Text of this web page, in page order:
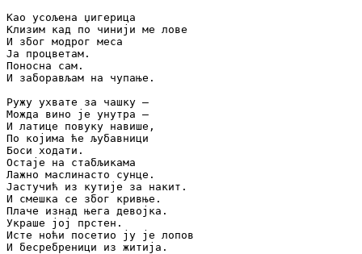
Као усољена џигерица
Клизим кад по чинији ме лове
И због модрог меса
Ја процветам.
Поносна сам.
И заборављам на чупање.
Ружу ухвате за чашку –
Можда вино је унутра –
И латице повуку навише,
По којима ће љубавници
Боси ходати.
Остаје на стабљикама
Лажно маслинасто сунце.
Јастучић из кутије за накит.
И смешка се због кривње.
Плаче изнад њега девојка.
Украше јој прстен.
Исте ноћи посетио ју је лопов
И бесребреници из житија.